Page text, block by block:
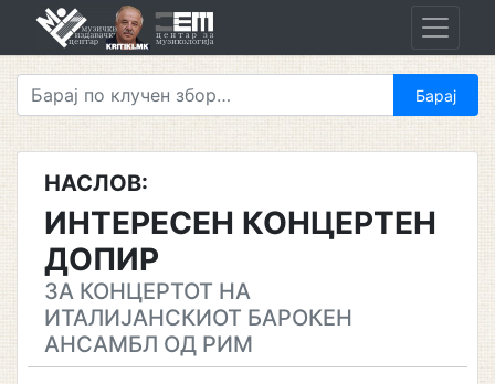
НАСЛОВ:
ИНТЕРЕСЕН КОНЦЕРТЕН
ДОПИР
ЗА КОНЦЕРТОТ НА
ИТАЛИЈАНСКИОТ БАРОКЕН
АНСАМБЛ ОД РИМ